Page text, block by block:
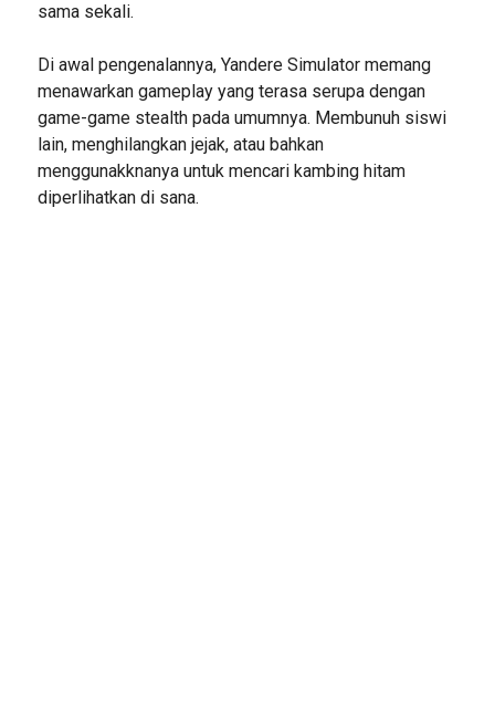
sama sekali.
Di awal pengenalannya, Yandere Simulator memang
menawarkan gameplay yang terasa serupa dengan
game-game stealth pada umumnya. Membunuh siswi
lain, menghilangkan jejak, atau bahkan
menggunakknanya untuk mencari kambing hitam
diperlihatkan di sana.